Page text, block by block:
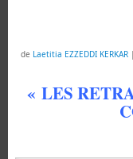
de Laetitia EZZEDDI KERKAR |
« LES